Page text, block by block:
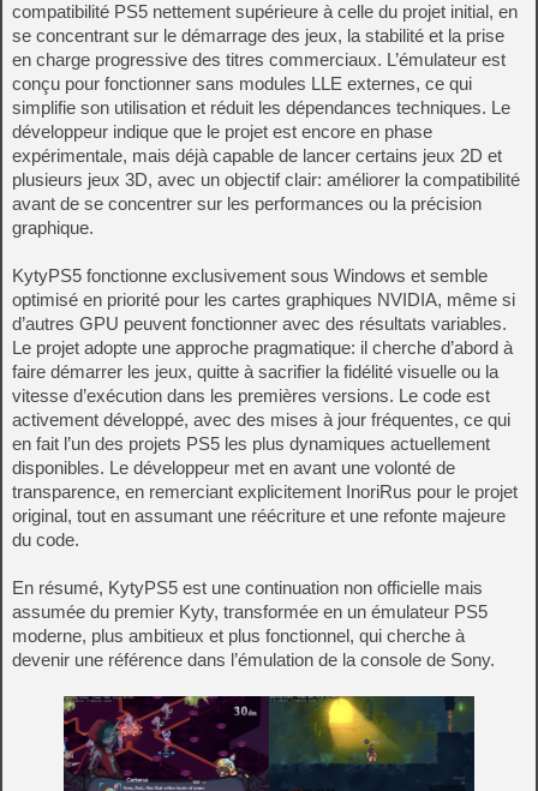
compatibilité PS5 nettement supérieure à celle du projet initial, en
se concentrant sur le démarrage des jeux, la stabilité et la prise
en charge progressive des titres commerciaux. L’émulateur est
conçu pour fonctionner sans modules LLE externes, ce qui
simplifie son utilisation et réduit les dépendances techniques. Le
développeur indique que le projet est encore en phase
expérimentale, mais déjà capable de lancer certains jeux 2D et
plusieurs jeux 3D, avec un objectif clair: améliorer la compatibilité
avant de se concentrer sur les performances ou la précision
graphique.
KytyPS5 fonctionne exclusivement sous Windows et semble
optimisé en priorité pour les cartes graphiques NVIDIA, même si
d’autres GPU peuvent fonctionner avec des résultats variables.
Le projet adopte une approche pragmatique: il cherche d’abord à
faire démarrer les jeux, quitte à sacrifier la fidélité visuelle ou la
vitesse d’exécution dans les premières versions. Le code est
activement développé, avec des mises à jour fréquentes, ce qui
en fait l’un des projets PS5 les plus dynamiques actuellement
disponibles. Le développeur met en avant une volonté de
transparence, en remerciant explicitement InoriRus pour le projet
original, tout en assumant une réécriture et une refonte majeure
du code.
En résumé, KytyPS5 est une continuation non officielle mais
assumée du premier Kyty, transformée en un émulateur PS5
moderne, plus ambitieux et plus fonctionnel, qui cherche à
devenir une référence dans l’émulation de la console de Sony.